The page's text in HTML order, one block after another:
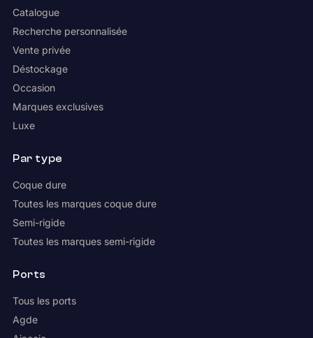
Catalogue
Recherche personnalisée
Vente privée
Déstockage
Occasion
Marques exclusives
Luxe
Par type
Coque dure
Toutes les marques coque dure
Semi-rigide
Toutes les marques semi-rigide
Ports
Tous les ports
Agde